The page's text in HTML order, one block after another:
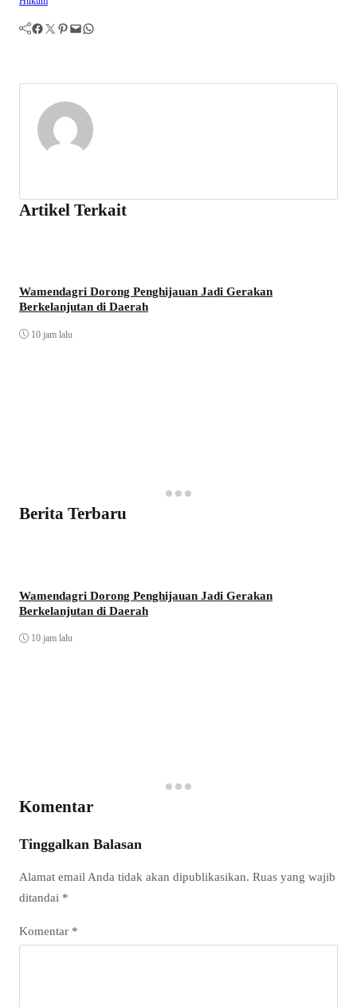
Facebook Twitter Pinterest Mail WhatsApp
Artikel Terkait
Wamendagri Dorong Penghijauan Jadi Gerakan
Berkelanjutan di Daerah
10 jam lalu
Berita Terbaru
Wamendagri Dorong Penghijauan Jadi Gerakan
Berkelanjutan di Daerah
10 jam lalu
Komentar
Tinggalkan Balasan
Alamat email Anda tidak akan dipublikasikan. Ruas yang wajib
ditandai *
Komentar *